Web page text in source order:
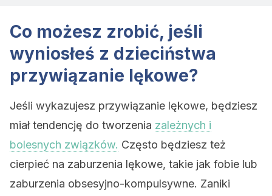
Co możesz zrobić, jeśli
wyniosłeś z dzieciństwa
przywiązanie lękowe?
Jeśli wykazujesz przywiązanie lękowe, będziesz
miał tendencję do tworzenia zależnych i
bolesnych związków. Często będziesz też
cierpieć na zaburzenia lękowe, takie jak fobie lub
zaburzenia obsesyjno-kompulsywne. Zaniki